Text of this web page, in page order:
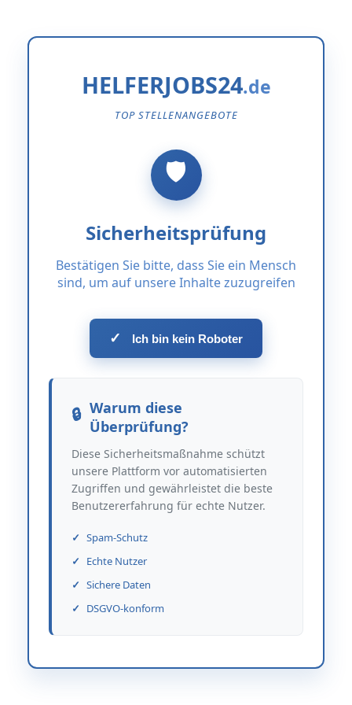
HELFERJOBS24
TOP STELLENANGEBOTE
Sicherheitsprüfung
Bestätigen Sie bitte, dass Sie ein Mensch
sind, um auf unsere Inhalte zuzugreifen
✓ Ich bin kein Roboter
Warum diese
Überprüfung?
Diese Sicherheitsmaßnahme schützt
unsere Plattform vor automatisierten
Zugriffen und gewährleistet die beste
Benutzererfahrung für echte Nutzer.
Spam-Schutz
Echte Nutzer
Sichere Daten
DSGVO-konform